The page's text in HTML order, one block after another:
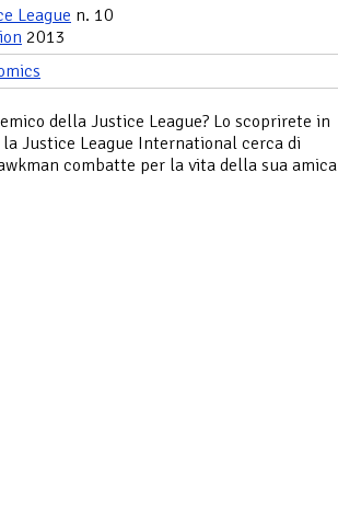
League n. 10
2013
della Justice League? Lo scoprirete in
Justice League International cerca di
combatte per la vita della sua amica